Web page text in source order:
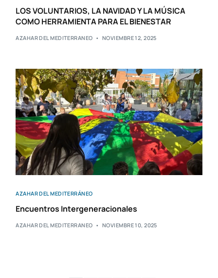
LOS VOLUNTARIOS, LA NAVIDAD Y LA MÚSICA
COMO HERRAMIENTA PARA EL BIENESTAR
AZAHAR DEL MEDITERRANEO NOVIEMBRE 12, 2025
AZAHAR DEL MEDITERRÁNEO
Encuentros Intergeneracionales
AZAHAR DEL MEDITERRANEO NOVIEMBRE 10, 2025